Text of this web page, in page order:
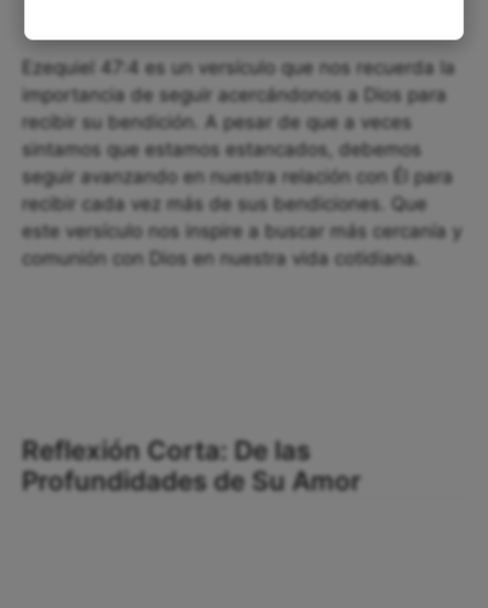
Ezequiel 47:4 es un versículo que nos recuerda la
importancia de seguir acercándonos a Dios para
recibir su bendición. A pesar de que a veces
sintamos que estamos estancados, debemos
seguir avanzando en nuestra relación con Él para
recibir cada vez más de sus bendiciones. Que
este versículo nos inspire a buscar más cercanía y
comunión con Dios en nuestra vida cotidiana.
Reflexión Corta: De las
Profundidades de Su Amor